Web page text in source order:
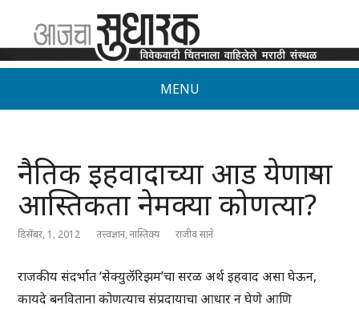
MENU
नैतिक इहवादाच्या आड येणाऱ्या
आस्तिकता नेमक्या कोणत्या?
डिसेंबर, 1, 2012 तत्त्वज्ञान,नास्तिक्य राजीव साने
राजकीय संदर्भात ‘सेक्युलॅरिझम’चा सरळ अर्थ इहवाद असा घेऊन,
कायदे बनविताना कोणत्याच संप्रदायाचा आधार न घेणे आणि